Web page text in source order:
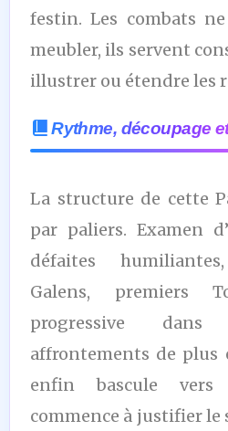
festin. Les combats
meubler, ils servent
illustrer ou étendre les
Rythme, découpage
La structure de cette
par paliers. Examen
défaites
Galens, premiers
progressive
affrontements de plus
enfin bascule
commence à justifier le